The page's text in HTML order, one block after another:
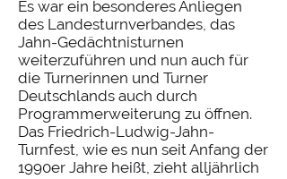
Es war ein besonderes Anliegen
des Landesturnverbandes, das
Jahn-Gedächtnisturnen
weiterzuführen und nun auch für
die Turnerinnen und Turner
Deutschlands auch durch
Programmerweiterung zu öffnen.
Das Friedrich-Ludwig-Jahn-
Turnfest, wie es nun seit Anfang der
1990er Jahre heißt, zieht alljährlich